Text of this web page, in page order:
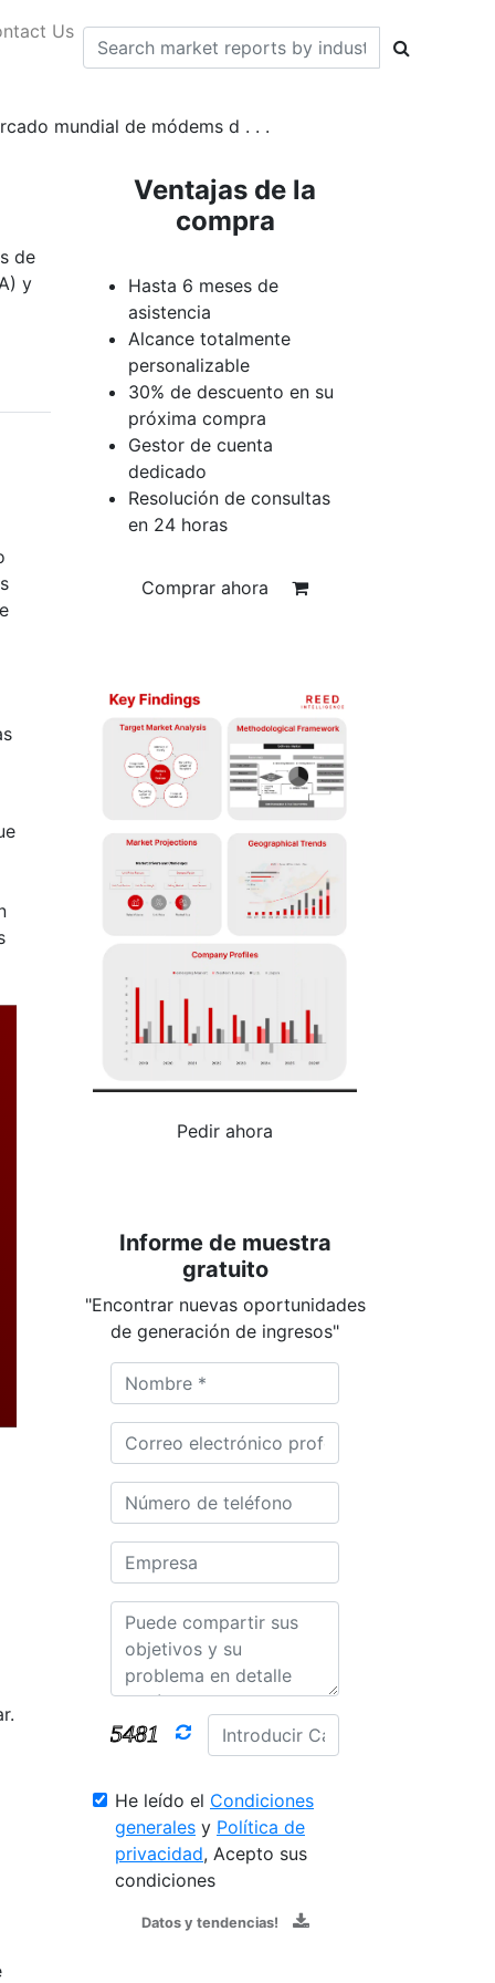
Us
mundial de módems d . . .
de
y
Ventajas de la
compra
Hasta 6 meses de
asistencia
Alcance totalmente
personalizable
30% de descuento en su
próxima compra
Gestor de cuenta
dedicado
Resolución de consultas
en 24 horas
Comprar ahora
Pedir ahora
Informe de muestra
gratuito
"Encontrar nuevas oportunidades
de generación de ingresos"
He leído el Condiciones
generales y Política de
privacidad, Acepto sus
condiciones
Datos y tendencias!